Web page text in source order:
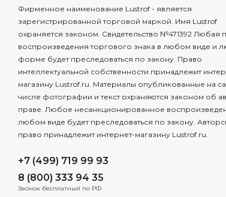
Фирменное наименование Lustrof - является
зарегистрированной торговой маркой. Имя Lustrof
охраняется законом. Свидетельство №471392 Любая
воспроизведения торгового знака в любом виде и
форме будет преследоваться по закону. Право
интеллектуальной собственности принадлежит
магазину Lustrof.ru. Материалы опубликованные на
числе фотографии и текст охраняются законом об
праве. Любое несанкционированное
любом виде будет преследоваться по закону.
право принадлежит интернет-магазину Lustrof.ru.
+7 (499) 719 99 93
8 (800) 333 94 35
Звонок бесплатный по РФ